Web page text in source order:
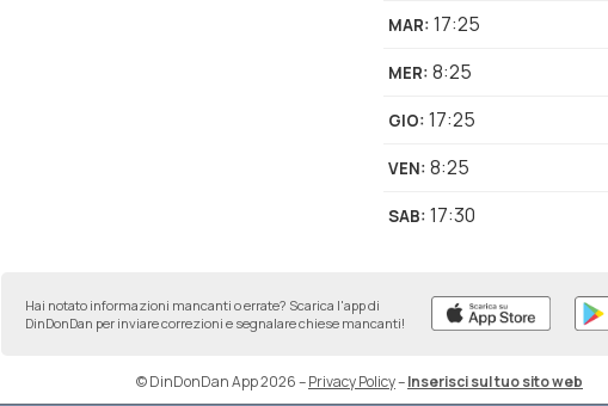
MAR: 17:25
MER: 8:25
GIO: 17:25
VEN: 8:25
SAB: 17:30
Hai notato informazioni mancanti o errate? Scarica l'app di
DinDonDan per inviare correzioni e segnalare chiese mancanti!
© DinDonDan App 2026–Privacy Policy–Inserisci sul tuo sito web